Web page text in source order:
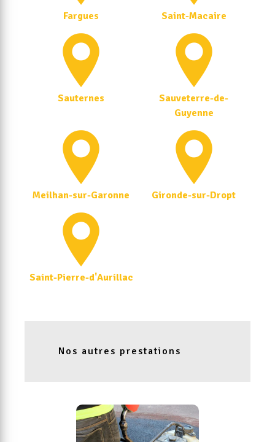
Fargues Saint-Macaire
Sauternes
Sauveterre-de-
Guyenne
Meilhan-sur-Garonne Gironde-sur-Dropt
Saint-Pierre-d'Aurillac
Nos autres prestations